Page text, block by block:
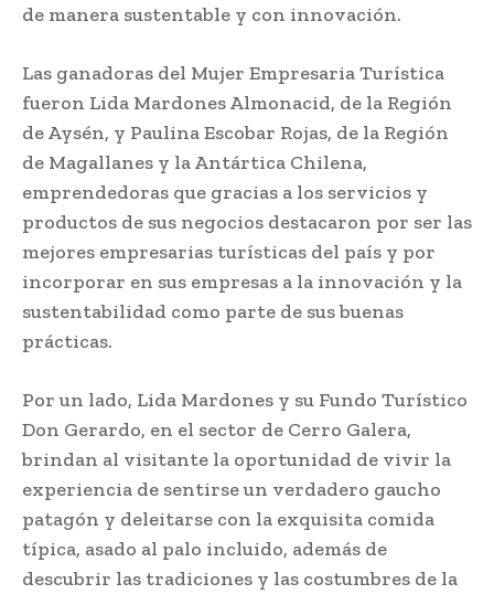
de manera sustentable y con innovación.
Las ganadoras del Mujer Empresaria Turística
fueron Lida Mardones Almonacid, de la Región
de Aysén, y Paulina Escobar Rojas, de la Región
de Magallanes y la Antártica Chilena,
emprendedoras que gracias a los servicios y
productos de sus negocios destacaron por ser las
mejores empresarias turísticas del país y por
incorporar en sus empresas a la innovación y la
sustentabilidad como parte de sus buenas
prácticas.
Por un lado, Lida Mardones y su Fundo Turístico
Don Gerardo, en el sector de Cerro Galera,
brindan al visitante la oportunidad de vivir la
experiencia de sentirse un verdadero gaucho
patagón y deleitarse con la exquisita comida
típica, asado al palo incluido, además de
descubrir las tradiciones y las costumbres de la